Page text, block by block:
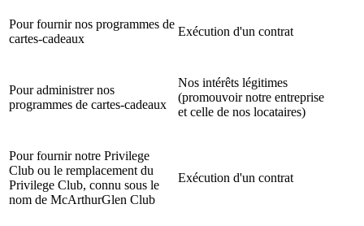
Pour fournir nos programmes de
cartes-cadeaux
Exécution d'un contrat
Pour administrer nos
programmes de cartes-cadeaux
Nos intérêts légitimes
(promouvoir notre entreprise
et celle de nos locataires)
Pour fournir notre Privilege
Club ou le remplacement du
Privilege Club, connu sous le
nom de McArthurGlen Club
Exécution d'un contrat